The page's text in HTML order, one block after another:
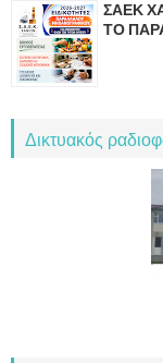
ΣΑΕΚ
ΤΟ
Δικτυακός